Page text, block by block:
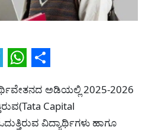
WhatsApp
Share
ಅಡಿಯಲ್ಲಿ 2025-2026
Capital
ವಿದ್ಯಾರ್ಥಿಗಳು ಹಾಗೂ